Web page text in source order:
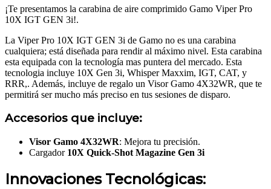
¡Te presentamos la carabina de aire comprimido Gamo Viper Pro
10X IGT GEN 3i!.
La Viper Pro 10X IGT GEN 3i de Gamo no es una carabina
cualquiera; está diseñada para rendir al máximo nivel. Esta carabina
esta equipada con la tecnología mas puntera del mercado. Esta
tecnologia incluye 10X Gen 3i, Whisper Maxxim, IGT, CAT, y
RRR,. Además, incluye de regalo un Visor Gamo 4X32WR, que te
permitirá ser mucho más preciso en tus sesiones de disparo.
Accesorios que incluye:
Visor Gamo 4X32WR: Mejora tu precisión.
Cargador 10X Quick-Shot Magazine Gen 3i
Innovaciones Tecnológicas: